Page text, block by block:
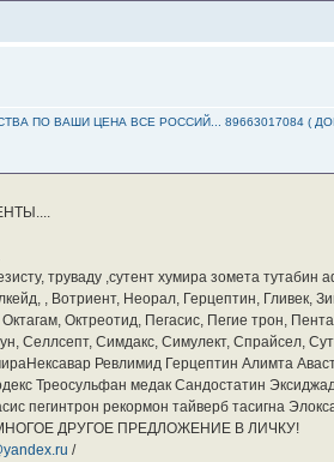
ПО ВАШИ ЦЕНА ВСЕ РОССИЙ... 89663017084 (
труваду ,сутент хумира зомета
, Вотриент, Неорал, Герцептин, Гливек,
Октреотид, Пегасис, Пегие трон,
Селлсепт, Симдакс, Симулект, Спрайсел,
Ревлимид Герцептин Алимта
Треосульфан медак Сандостатин
пегинтрон рекормон тайверб тасигна
МНОГОЕ ДРУГОЕ ПРЕДЛОЖЕНИЕ В ЛИЧКУ!
/